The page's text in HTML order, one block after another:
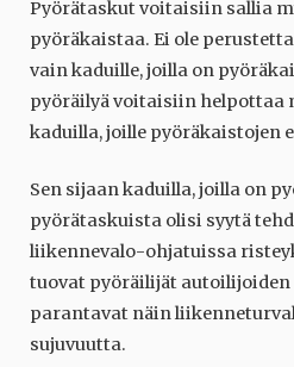
Pyörätaskut voitaisiin sallia
pyöräkaistaa. Ei ole
vain kaduille, joilla on
pyöräilyä voitaisiin helpottaa
kaduilla, joille pyöräkaistojen
Sen sijaan kaduilla, joilla on
pyörätaskuista olisi syytä
liikennevalo-ohjatuissa
tuovat pyöräilijät autoilijoiden
parantavat näin
sujuvuutta.